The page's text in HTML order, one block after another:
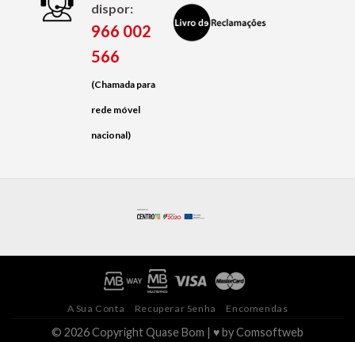
dispor:
966 002
566
(Chamada para
rede móvel
nacional)
A Sua Conta Recuperar Senha Encomendas
© 2026 Copyright Quase Bom | ♥ byComsoftweb